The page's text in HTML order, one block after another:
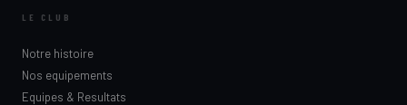
LE CLUB
Notre histoire
Nos equipements
Equipes & Resultats